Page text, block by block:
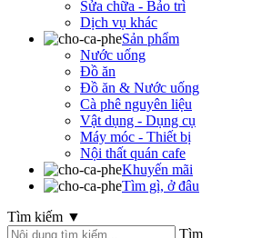
Sửa chữa - Bảo trì
Dịch vụ khác
Sản phẩm
Nước uống
Đồ ăn
Đồ ăn & Nước uống
Cà phê nguyên liệu
Vật dụng - Dụng cụ
Máy móc - Thiết bị
Nội thất quán cafe
Khuyến mãi
Tìm gì, ở đâu
Tìm kiếm ▼
Tìm